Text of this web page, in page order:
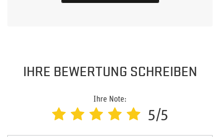
IHRE BEWERTUNG SCHREIBEN
Ihre Note:
5/5